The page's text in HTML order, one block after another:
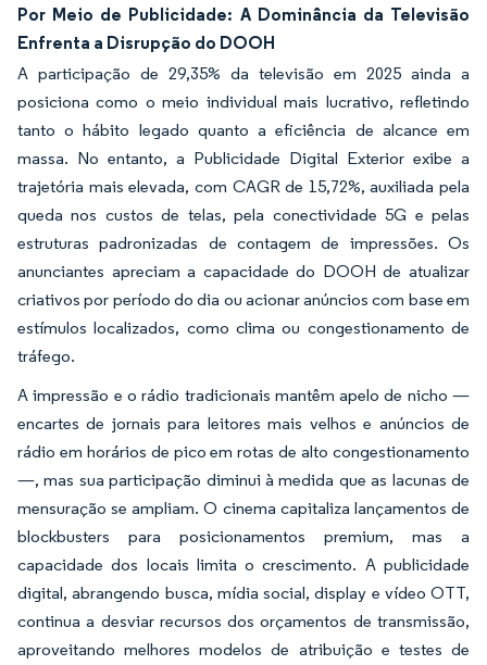
Por Meio de Publicidade: A Dominância da Televisão
Enfrenta a Disrupção do DOOH
A participação de 29,35% da televisão em 2025 ainda a
posiciona como o meio individual mais lucrativo, refletindo
tanto o hábito legado quanto a eficiência de alcance em
massa. No entanto, a Publicidade Digital Exterior exibe a
trajetória mais elevada, com CAGR de 15,72%, auxiliada pela
queda nos custos de telas, pela conectividade 5G e pelas
estruturas padronizadas de contagem de impressões. Os
anunciantes apreciam a capacidade do DOOH de atualizar
criativos por período do dia ou acionar anúncios com base em
estímulos localizados, como clima ou congestionamento de
tráfego.
A impressão e o rádio tradicionais mantêm apelo de nicho —
encartes de jornais para leitores mais velhos e anúncios de
rádio em horários de pico em rotas de alto congestionamento
—, mas sua participação diminui à medida que as lacunas de
mensuração se ampliam. O cinema capitaliza lançamentos de
blockbusters para posicionamentos premium, mas a
capacidade dos locais limita o crescimento. A publicidade
digital, abrangendo busca, mídia social, display e vídeo OTT,
continua a desviar recursos dos orçamentos de transmissão,
aproveitando melhores modelos de atribuição e testes de